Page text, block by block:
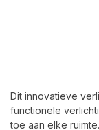
Dit innovatieve
functionele
toe aan elke